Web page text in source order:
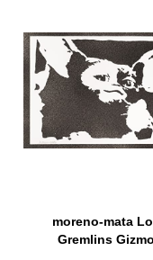
moreno-mata
Gremlins Gizmo